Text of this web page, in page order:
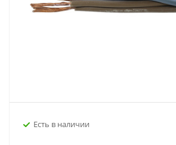
Есть в наличии